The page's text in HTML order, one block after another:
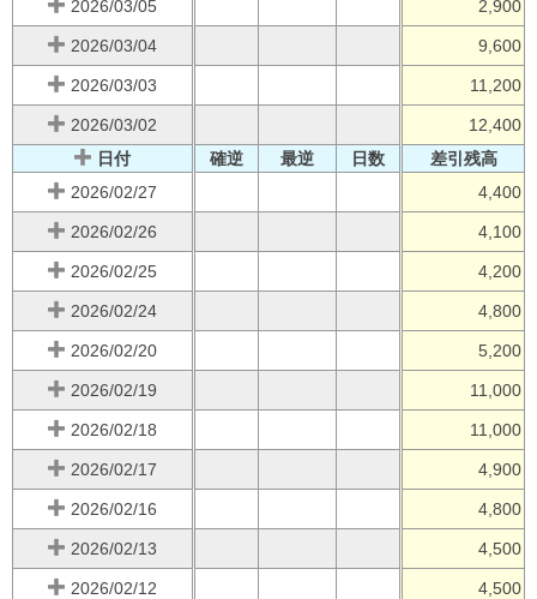
2026/03/05 2,900
2026/03/04 9,600
2026/03/03 11,200
2026/03/02
12,400
日付
確逆 最逆 日数
差引残高
2026/02/27
4,400
2026/02/26 4,100
2026/02/25 4,200
2026/02/24 4,800
2026/02/20 5,200
2026/02/19 11,000
2026/02/18 11,000
2026/02/17 4,900
2026/02/16 4,800
2026/02/13 4,500
2026/02/12 4,500